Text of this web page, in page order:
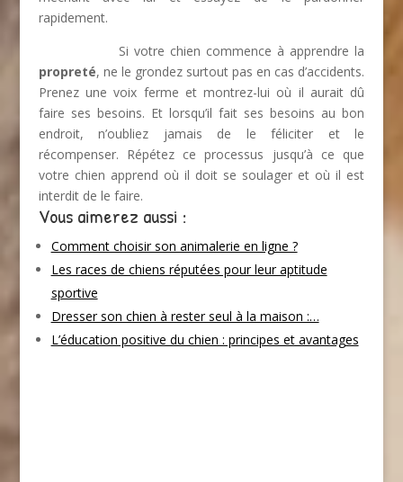
rapidement.
Si votre chien commence à apprendre la
propreté, ne le grondez surtout pas en cas d’accidents.
Prenez une voix ferme et montrez-lui où il aurait dû
faire ses besoins. Et lorsqu’il fait ses besoins au bon
endroit, n’oubliez jamais de le féliciter et le
récompenser. Répétez ce processus jusqu’à ce que
votre chien apprend où il doit se soulager et où il est
interdit de le faire.
Vous aimerez aussi :
Comment choisir son animalerie en ligne ?
Les races de chiens réputées pour leur aptitude
sportive
Dresser son chien à rester seul à la maison :…
L’éducation positive du chien : principes et avantages